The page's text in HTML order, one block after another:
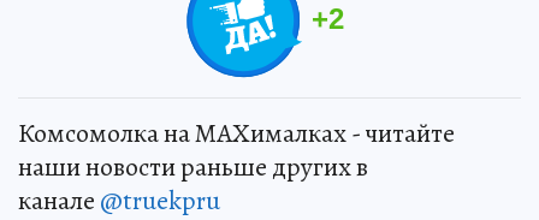
+2
Комсомолка на MAXималках - читайте
наши новости раньше других в
канале @truekpru